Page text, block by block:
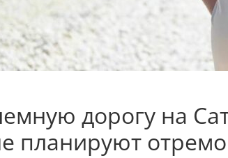
дорогу на
планируют